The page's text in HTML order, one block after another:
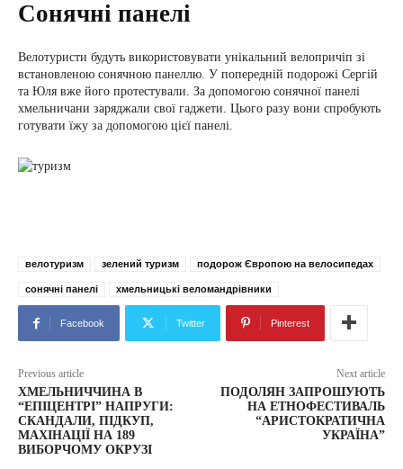
Сонячні панелі
Велотуристи будуть використовувати унікальний велопричіп зі
встановленою сонячною панеллю. У попередній подорожі Сергій
та Юля вже його протестували. За допомогою сонячної панелі
хмельничани заряджали свої гаджети. Цього разу вони спробують
готувати їжу за допомогою цієї панелі.
велотуризм зелений туризм подорож Європою на велосипедах
сонячні панелі хмельницькі веломандрівники
Facebook Twitter Pinterest
Previous article
ХМЕЛЬНИЧЧИНА В
“ЕПІЦЕНТРІ” НАПРУГИ:
СКАНДАЛИ, ПІДКУП,
МАХІНАЦІЇ НА 189
ВИБОРЧОМУ ОКРУЗІ
Next article
ПОДОЛЯН ЗАПРОШУЮТЬ
НА ЕТНОФЕСТИВАЛЬ
“АРИСТОКРАТИЧНА
УКРАЇНА”